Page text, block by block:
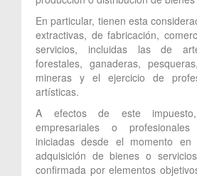
En particular, tienen esta
extractivas, de fabricación,
servicios, incluidas las de
forestales, ganaderas,
mineras y el ejercicio de
artísticas.
A efectos de este
empresariales o
iniciadas desde el momento
adquisición de bienes o
confirmada por elementos